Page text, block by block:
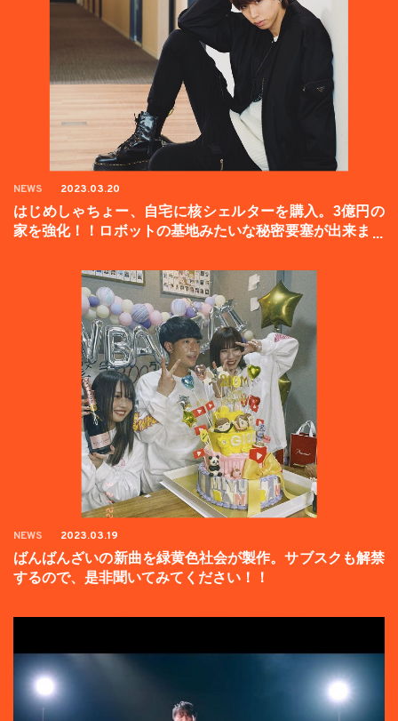
NEWS 2023.03.20
はじめしゃちょー、自宅に核シェルターを購入。3億円の
家を強化！！ロボットの基地みたいな秘密要塞が出来まし
NEWS 2023.03.19
ばんばんざいの新曲を緑黄色社会が製作。サブスクも解禁
するので、是非聞いてみてください！！